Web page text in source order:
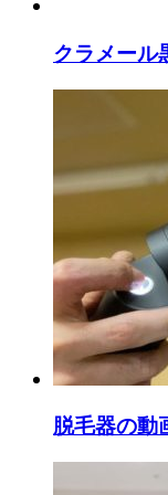
クラメール
脱毛器の動